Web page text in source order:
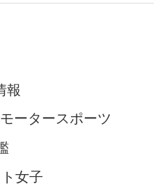
報
ータースポーツ
女子